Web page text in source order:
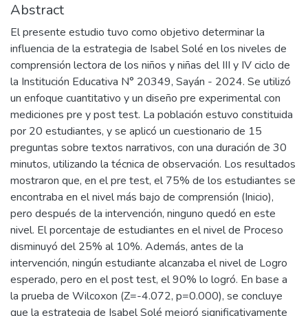
Abstract
El presente estudio tuvo como objetivo determinar la
influencia de la estrategia de Isabel Solé en los niveles de
comprensión lectora de los niños y niñas del III y IV ciclo de
la Institución Educativa N° 20349, Sayán - 2024. Se utilizó
un enfoque cuantitativo y un diseño pre experimental con
mediciones pre y post test. La población estuvo constituida
por 20 estudiantes, y se aplicó un cuestionario de 15
preguntas sobre textos narrativos, con una duración de 30
minutos, utilizando la técnica de observación. Los resultados
mostraron que, en el pre test, el 75% de los estudiantes se
encontraba en el nivel más bajo de comprensión (Inicio),
pero después de la intervención, ninguno quedó en este
nivel. El porcentaje de estudiantes en el nivel de Proceso
disminuyó del 25% al 10%. Además, antes de la
intervención, ningún estudiante alcanzaba el nivel de Logro
esperado, pero en el post test, el 90% lo logró. En base a
la prueba de Wilcoxon (Z=-4.072, p=0.000), se concluye
que la estrategia de Isabel Solé mejoró significativamente